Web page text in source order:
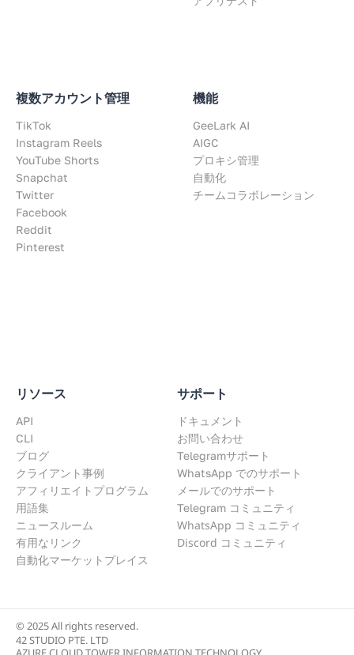
複数アカウント管理
TikTok
Instagram Reels
YouTube Shorts
Snapchat
Twitter
Facebook
Reddit
Pinterest
機能
GeeLark AI
AIGC
プロキシ管理
自動化
チームコラボレーション
リソース
API
CLI
ブログ
クライアント事例
アフィリエイトプログラム
用語集
ニュースルーム
有用なリンク
自動化マーケットプレイス
サポート
ドキュメント
お問い合わせ
Telegramサポート
WhatsApp でのサポート
メールでのサポート
Telegram コミュニティ
WhatsApp コミュニティ
Discord コミュニティ
© 2025 All rights reserved.
42 STUDIO PTE. LTD